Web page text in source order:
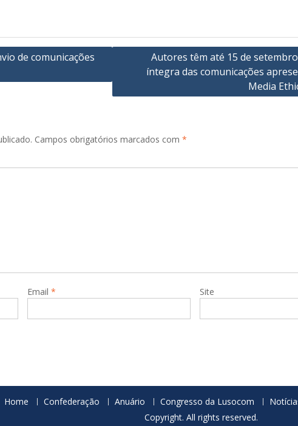
de comunicações
Autores têm até 15 de
íntegra das comunicações
Media
Campos obrigatórios marcados com *
Email * Site
Home Confederação Anuário Congresso da Lusocom
Copyright. All rights reserved.